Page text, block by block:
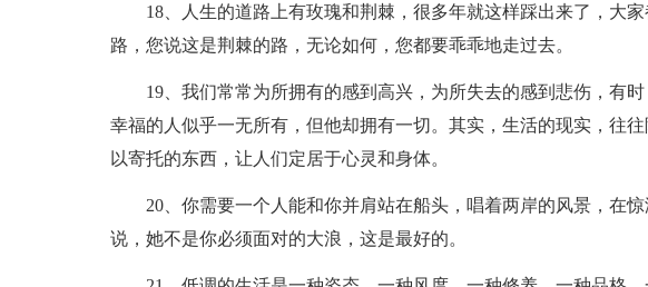
18、人生的道路上有玫瑰和荆棘，很多年就这样踩出来了，大家
路，您说这是荆棘的路，无论如何，您都要乖乖地走过去。
19、我们常常为所拥有的感到高兴，为所失去的感到悲伤，有时
幸福的人似乎一无所有，但他却拥有一切。其实，生活的现实，往
以寄托的东西，让人们定居于心灵和身体。
20、你需要一个人能和你并肩站在船头，唱着两岸的风景，在惊
说，她不是你必须面对的大浪，这是最好的。